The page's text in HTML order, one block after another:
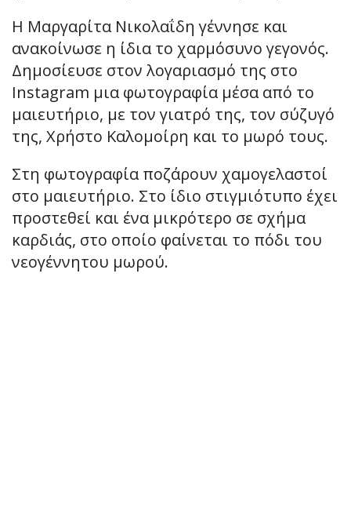
Η Μαργαρίτα Νικολαΐδη γέννησε και
ανακοίνωσε η ίδια το χαρμόσυνο γεγονός.
Δημοσίευσε στον λογαριασμό της στο
Instagram μια φωτογραφία μέσα από το
μαιευτήριο, με τον γιατρό της, τον σύζυγό
της, Χρήστο Καλομοίρη και το μωρό τους.
Στη φωτογραφία ποζάρουν χαμογελαστοί
στο μαιευτήριο. Στο ίδιο στιγμιότυπο έχει
προστεθεί και ένα μικρότερο σε σχήμα
καρδιάς, στο οποίο φαίνεται το πόδι του
νεογέννητου μωρού.